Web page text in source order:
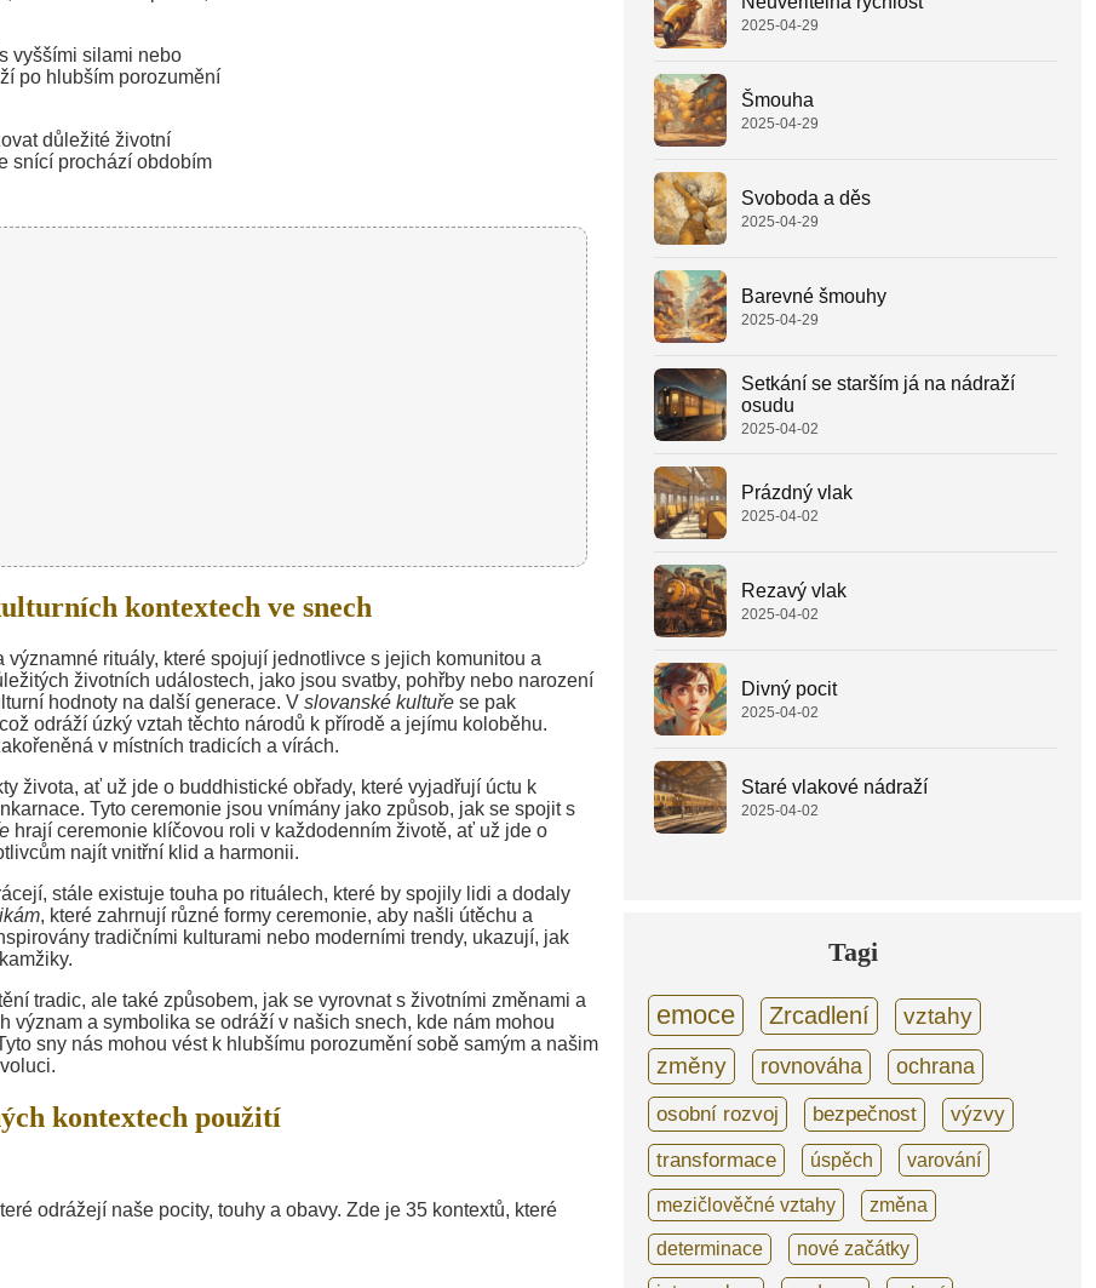
vyššími silami nebo
po hlubším porozumění
důležité životní
snící prochází obdobím
kontextech ve snech
rituály, které spojují jednotlivce s jejich komunitou a
životních událostech, jako jsou svatby, pohřby nebo narození
hodnoty na další generace. V slovanské kultuře se pak
odráží úzký vztah těchto národů k přírodě a jejímu koloběhu.
v místních tradicích a vírách.
života, ať už jde o buddhistické obřady, které vyjadřují úctu k
Tyto ceremonie jsou vnímány jako způsob, jak se spojit s
hrají ceremonie klíčovou roli v každodenním životě, ať už jde o
najít vnitřní klid a harmonii.
stále existuje touha po rituálech, které by spojily lidi a dodaly
, které zahrnují různé formy ceremonie, aby našli útěchu a
tradičními kulturami nebo moderními trendy, ukazují, jak
tradic, ale také způsobem, jak se vyrovnat s životními změnami a
a symbolika se odráží v našich snech, kde nám mohou
sny nás mohou vést k hlubšímu porozumění sobě samým a našim
kontextech použití
odrážejí naše pocity, touhy a obavy. Zde je 35 kontextů, které
2025-04-29
Šmouha
2025-04-29
Svoboda a děs
2025-04-29
Barevné šmouhy
2025-04-29
Setkání se starším já na nádraží
osudu
2025-04-02
Prázdný vlak
2025-04-02
Rezavý vlak
2025-04-02
Divný pocit
2025-04-02
Staré vlakové nádraží
2025-04-02
Tagi
emoce Zrcadlení
vztahy
změny
rovnováha
ochrana
osobní rozvoj
bezpečnost výzvy
transformace úspěch varování
mezičlověčné vztahy změna
determinace nové začátky